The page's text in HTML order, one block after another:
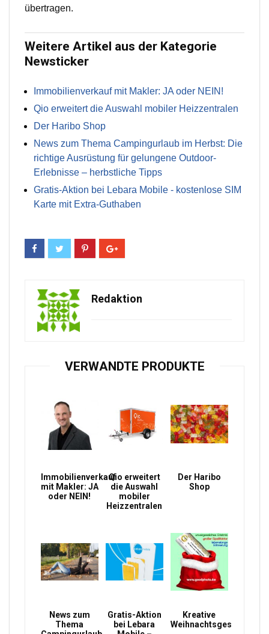
übertragen.
Weitere Artikel aus der Kategorie
Newsticker
Immobilienverkauf mit Makler: JA oder NEIN!
Qio erweitert die Auswahl mobiler Heizzentralen
Der Haribo Shop
News zum Thema Campingurlaub im Herbst: Die
richtige Ausrüstung für gelungene Outdoor-
Erlebnisse – herbstliche Tipps
Gratis-Aktion bei Lebara Mobile - kostenlose SIM
Karte mit Extra-Guthaben
Redaktion
VERWANDTE PRODUKTE
Immobilienverkauf
mit Makler: JA
oder NEIN!
Qio erweitert
die Auswahl
mobiler
Heizzentralen
Der Haribo
Shop
News zum
Thema
Gratis-Aktion
bei Lebara
Kreative
Weihnachtsgeschenke